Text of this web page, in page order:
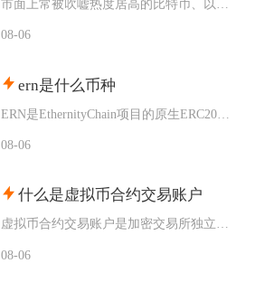
08-06
ern是什么币种
08-06
什么是虚拟币合约交易账户
虚拟币合约交易账户是加密交易所独立划分、专门用于开展衍生品合约交易的资金账户，独立于现货账
08-06